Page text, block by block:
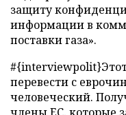
защиту
информации в
поставки газа».
перевести с
человеческий.